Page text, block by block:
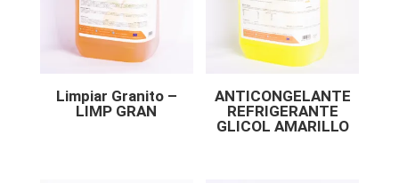
Limpiar Granito –
LIMP GRAN
ANTICONGELANTE
REFRIGERANTE
GLICOL AMARILLO